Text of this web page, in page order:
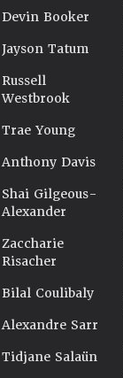
Devin Booker
Jayson Tatum
Russell
Westbrook
Trae Young
Anthony Davis
Shai Gilgeous-
Alexander
Zaccharie
Risacher
Bilal Coulibaly
Alexandre Sarr
Tidjane Salaün